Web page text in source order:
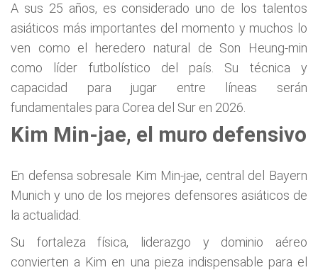
A sus 25 años, es considerado uno de los talentos
asiáticos más importantes del momento y muchos lo
ven como el heredero natural de Son Heung-min
como líder futbolístico del país. Su técnica y
capacidad para jugar entre líneas serán
fundamentales para Corea del Sur en 2026.
Kim Min-jae, el muro defensivo
En defensa sobresale Kim Min-jae, central del Bayern
Munich y uno de los mejores defensores asiáticos de
la actualidad.
Su fortaleza física, liderazgo y dominio aéreo
convierten a Kim en una pieza indispensable para el